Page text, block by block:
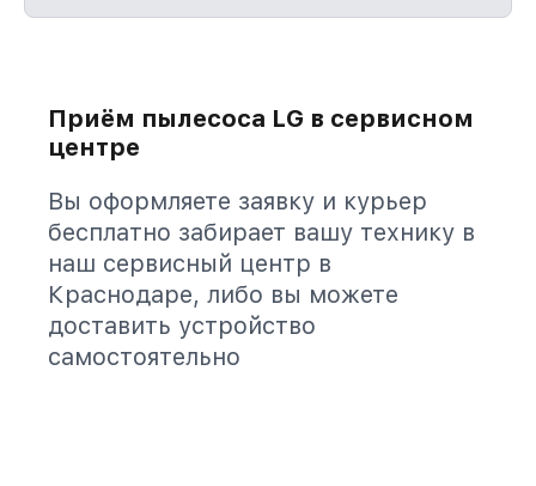
Приём пылесоса LG в сервисном
центре
Вы оформляете заявку и курьер
бесплатно забирает вашу технику в
наш сервисный центр в
Краснодаре, либо вы можете
доставить устройство
самостоятельно